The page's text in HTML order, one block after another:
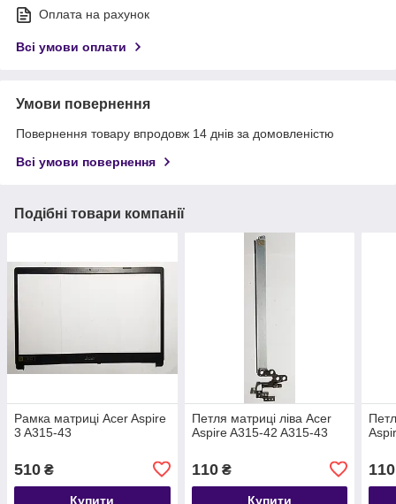
Оплата на рахунок
Всі умови оплати
Умови повернення
Повернення товару впродовж 14 днів за домовленістю
Всі умови повернення
Подібні товари компанії
Рамка матриці Acer Aspire
3 A315-43
510 ₴
Купити
Петля матриці ліва Acer
Aspire A315-42 A315-43
110₴
Купити
110